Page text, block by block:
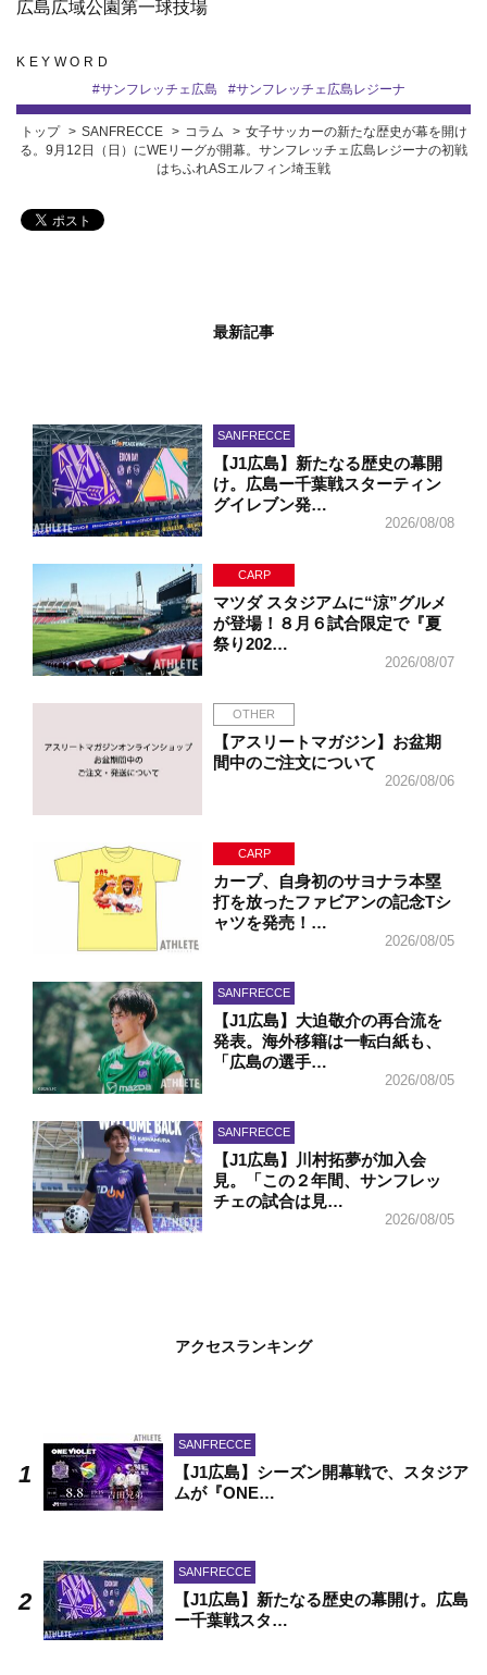
広島広域公園第一球技場
KEYWORD
#サンフレッチェ広島 #サンフレッチェ広島レジーナ
トップ SANFRECCE コラム
女子サッカーの新たな歴史が幕を開け
る。9月12日（日）にWEリーグが開幕。サンフレッチェ広島レジーナの初戦
はちふれASエルフィン埼玉戦
最新記事
SANFRECCE
【J1広島】新たなる歴史の幕開
け。広島ー千葉戦スターティン
グイレブン発…
2026/08/08
CARP
マツダ スタジアムに“涼”グルメ
が登場！８月６試合限定で『夏
祭り202…
2026/08/07
OTHER
【アスリートマガジン】お盆期
間中のご注文について
2026/08/06
CARP
カープ、自身初のサヨナラ本塁
打を放ったファビアンの記念Tシ
ャツを発売！…
2026/08/05
SANFRECCE
【J1広島】大迫敬介の再合流を
発表。海外移籍は一転白紙も、
「広島の選手…
2026/08/05
SANFRECCE
【J1広島】川村拓夢が加入会
見。「この２年間、サンフレッ
チェの試合は見…
2026/08/05
アクセスランキング
SANFRECCE
【J1広島】シーズン開幕戦で、スタジア
ムが『ONE…
SANFRECCE
【J1広島】新たなる歴史の幕開け。広島
ー千葉戦スタ…